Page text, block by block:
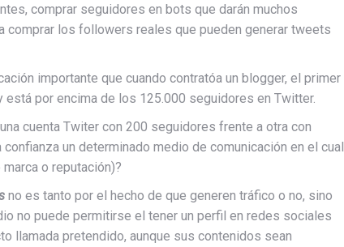
comprar seguidores en bots que darán muchos
los followers reales que pueden generar tweets
importante que cuando contratóa un blogger, el primer
por encima de los 125.000 seguidores en Twitter.
cuenta Twiter con 200 seguidores frente a otra con
un determinado medio de comunicación en el cual
o reputación)?
no es tanto por el hecho de que generen tráfico o no, sino
no puede permitirse el tener un perfil en redes sociales
llamada pretendido, aunque sus contenidos sean